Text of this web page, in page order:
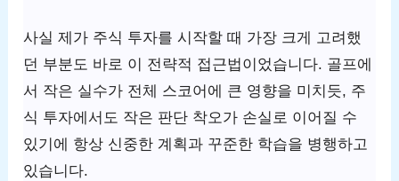
사실 제가 주식 투자를 시작할 때 가장 크게 고려했
던 부분도 바로 이 전략적 접근법이었습니다. 골프에
서 작은 실수가 전체 스코어에 큰 영향을 미치듯, 주
식 투자에서도 작은 판단 착오가 손실로 이어질 수
있기에 항상 신중한 계획과 꾸준한 학습을 병행하고
있습니다.